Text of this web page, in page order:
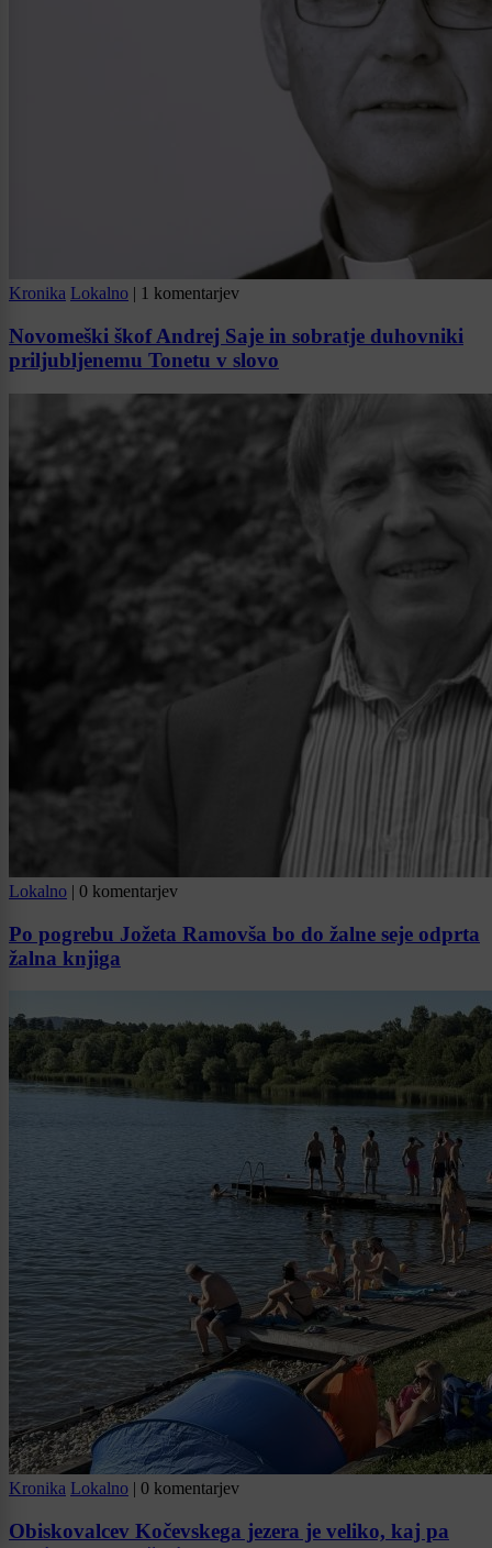
Kronika Lokalno | 1 komentarjev
Novomeški škof Andrej Saje in sobratje duhovniki
priljubljenemu Tonetu v slovo
Lokalno | 0 komentarjev
Po pogrebu Jožeta Ramovša bo do žalne seje odprta
žalna knjiga
Kronika Lokalno | 0 komentarjev
Obiskovalcev Kočevskega jezera je veliko, kaj pa